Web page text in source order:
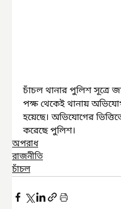
চাঁচল থানার পুলিশ সূত্রে
পক্ষ থেকেই থানায়
হয়েছে। অভিযোগের
করেছে পুলিশ।
অপরাধ
রাজনীতি
চাঁচল